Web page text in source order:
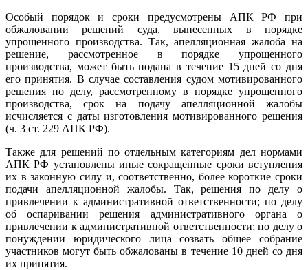
Особый порядок и сроки предусмотрены АПК РФ при
обжаловании решений суда, вынесенных в порядке
упрощенного производства. Так, апелляционная жалоба на
решение, рассмотренное в порядке упрощенного
производства, может быть подана в течение 15 дней со дня
его принятия. В случае составления судом мотивированного
решения по делу, рассмотренному в порядке упрощенного
производства, срок на подачу апелляционной жалобы
исчисляется с даты изготовления мотивированного решения
(ч. 3 ст. 229 АПК РФ).
Также для решений по отдельным категориям дел нормами
АПК РФ установлены иные сокращенные сроки вступления
их в законную силу и, соответственно, более короткие сроки
подачи апелляционной жалобы. Так, решения по делу о
привлечении к административной ответственности; по делу
об оспаривании решения административного органа о
привлечении к административной ответственности; по делу о
понуждении юридического лица созвать общее собрание
участников могут быть обжалованы в течение 10 дней со дня
их принятия.